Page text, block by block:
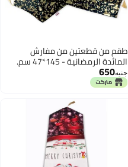
طقم من قطعتين من مفارش
المائدة الرمضانية - 145*47 سم.
جنيه650